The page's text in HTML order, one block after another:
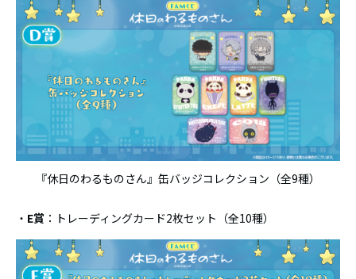
『休日のわるものさん』缶バッジコレクション（全9種）
・ E賞 ：トレーディングカード2枚セット（全10種）